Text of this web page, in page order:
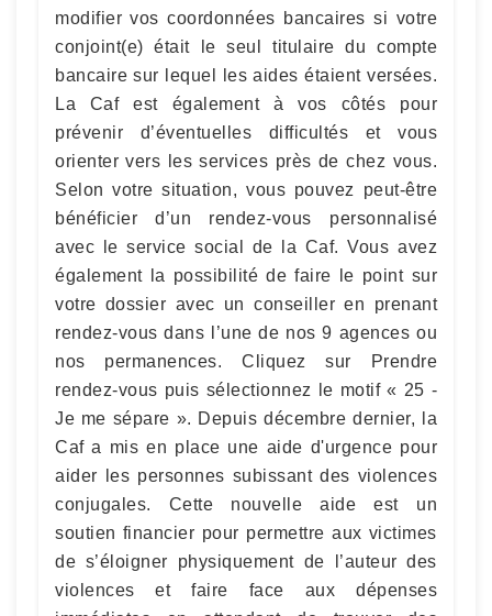
modifier vos coordonnées bancaires si votre
conjoint(e) était le seul titulaire du compte
bancaire sur lequel les aides étaient versées.
La Caf est également à vos côtés pour
prévenir d’éventuelles difficultés et vous
orienter vers les services près de chez vous.
Selon votre situation, vous pouvez peut-être
bénéficier d’un rendez-vous personnalisé
avec le service social de la Caf. Vous avez
également la possibilité de faire le point sur
votre dossier avec un conseiller en prenant
rendez-vous dans l’une de nos 9 agences ou
nos permanences. Cliquez sur Prendre
rendez-vous puis sélectionnez le motif « 25 -
Je me sépare ». Depuis décembre dernier, la
Caf a mis en place une aide d'urgence pour
aider les personnes subissant des violences
conjugales. Cette nouvelle aide est un
soutien financier pour permettre aux victimes
de s’éloigner physiquement de l’auteur des
violences et faire face aux dépenses